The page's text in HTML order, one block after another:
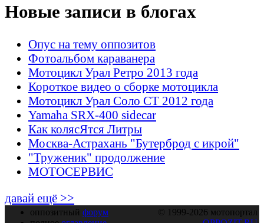
Новые записи в блогах
Опус на тему оппозитов
Фотоальбом караванера
Мотоцикл Урал Ретро 2013 года
Короткое видео о сборке мотоцикла
Мотоцикл Урал Соло СТ 2012 года
Yamaha SRX-400 sidecar
Как колясЯтся Литры
Москва-Астрахань "Бутерброд с икрой"
"Труженик" продолжение
МОТОСЕРВИС
давай ещё >>
оппозитный форум
© 1999-2026 мотопортал